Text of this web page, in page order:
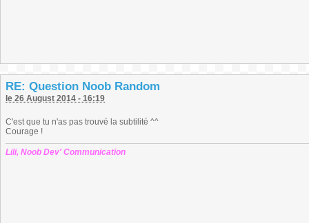
RE: Question Noob Random
le 26 August 2014 - 16:19
C'est que tu n'as pas trouvé la subtilité ^^
Courage !
Lili, Noob Dev' Communication